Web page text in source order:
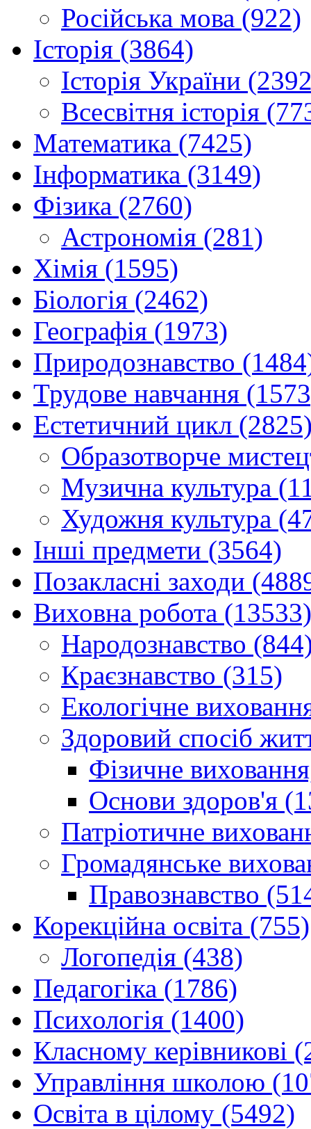
Російська мова (922)
Історія (3864)
Історія України
Всесвітня історія
Математика (7425)
Інформатика (3149)
Фізика (2760)
Астрономія (281)
Хімія (1595)
Біологія (2462)
Географія (1973)
Природознавство
Трудове навчання
Естетичний цикл
Образотворче
Музична культура
Художня культура
Інші предмети (3564)
Позакласні заходи
Виховна робота (13533)
Народознавство
Краєзнавство (315)
Екологічне
Здоровий спосіб
Фізичне
Основи здоров'я
Патріотичне
Громадянське
Правознавство
Корекційна освіта (755)
Логопедія (438)
Педагогіка (1786)
Психологія (1400)
Класному керівникові
Управління школою
Освіта в цілому (5492)